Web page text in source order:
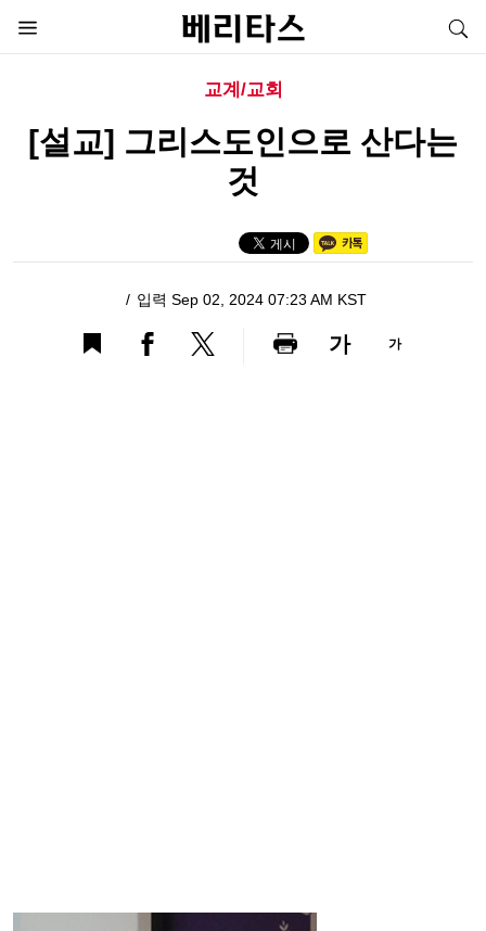
교계/교회
[설교] 그리스도인으로 산다는
것
입력 Sep 02, 2024 07:23 AM KST
가 가